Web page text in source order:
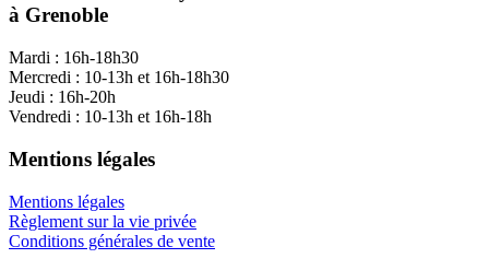
à Grenoble
Mardi : 16h-18h30
Mercredi : 10-13h et 16h-18h30
Jeudi : 16h-20h
Vendredi : 10-13h et 16h-18h
Mentions légales
Mentions légales
Règlement sur la vie privée
Conditions générales de vente